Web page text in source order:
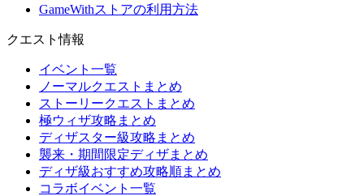
GameWithストアの利用方法
クエスト情報
イベント一覧
ノーマルクエストまとめ
ストーリークエストまとめ
極ウィザ攻略まとめ
ディザスター級攻略まとめ
襲来・期間限定ディザまとめ
ディザ級おすすめ攻略順まとめ
コラボイベント一覧